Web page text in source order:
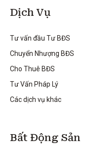
Dịch Vụ
Tư vấn đầu Tư BĐS
Chuyển Nhượng BĐS
Cho Thuê BĐS
Tư Vấn Pháp Lý
Các dịch vụ khác
Bất Động Sản